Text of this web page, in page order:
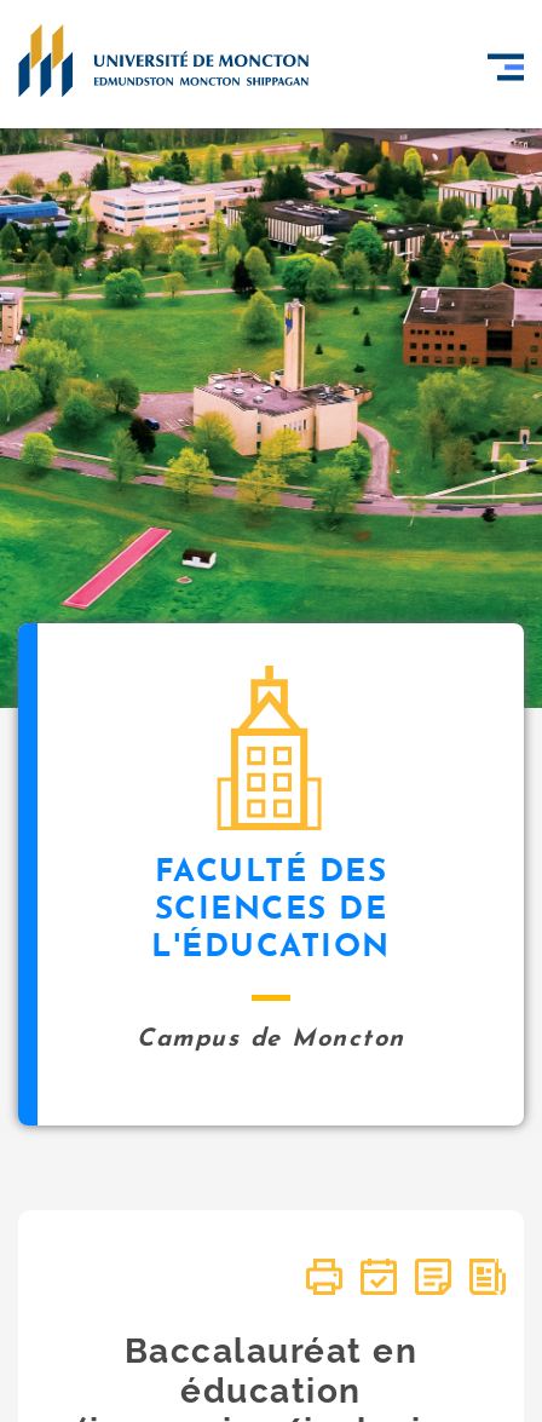
FACULTÉ DES
SCIENCES DE
L'ÉDUCATION
Campus de Moncton
Baccalauréat en
éducation